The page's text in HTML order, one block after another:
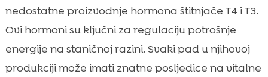
nedostatne proizvodnje hormona štitnjače T4 i T3.
Ovi hormoni su ključni za regulaciju potrošnje
energije na staničnoj razini. Svaki pad u njihovoj
produkciji može imati znatne posljedice na vitalne